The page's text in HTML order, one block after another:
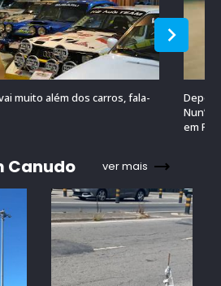
muito além dos carros, fala-
em
Canudo ver mais